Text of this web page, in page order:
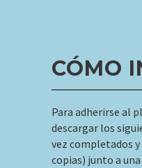
CÓMO
Para adherirse al
descargar los
vez completados
copias) junto a